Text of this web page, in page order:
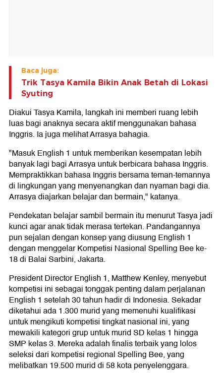
Baca juga:
Trik Tasya Kamila Bikin Anak Betah di Lokasi
Syuting
Diakui Tasya Kamila, langkah ini memberi ruang lebih
luas bagi anaknya secara aktif menggunakan bahasa
Inggris. Ia juga melihat Arrasya bahagia.
"Masuk English 1 untuk memberikan kesempatan lebih
banyak lagi bagi Arrasya untuk berbicara bahasa Inggris.
Mempraktikkan bahasa Inggris bersama teman-temannya
di lingkungan yang menyenangkan dan nyaman bagi dia.
Arrasya diajarkan belajar dan bermain," katanya.
Pendekatan belajar sambil bermain itu menurut Tasya jadi
kunci agar anak tidak merasa tertekan. Pandangannya
pun sejalan dengan konsep yang diusung English 1
dengan menggelar Kompetisi Nasional Spelling Bee ke-
18 di Balai Sarbini, Jakarta.
President Director English 1, Matthew Kenley, menyebut
kompetisi ini sebagai tonggak penting dalam perjalanan
English 1 setelah 30 tahun hadir di Indonesia. Sekadar
diketahui ada 1.300 murid yang memenuhi kualifikasi
untuk mengikuti kompetisi tingkat nasional ini, yang
mewakili kategori grup untuk murid SD kelas 1 hingga
SMP kelas 3. Mereka adalah finalis terbaik yang lolos
seleksi dari kompetisi regional Spelling Bee, yang
melibatkan 19.500 murid di 58 kota penyelenggara.